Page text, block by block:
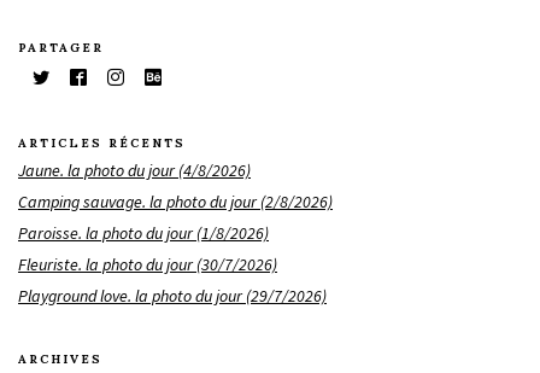
PARTAGER
ARTICLES RÉCENTS
Jaune. la photo du jour (4/8/2026)
Camping sauvage. la photo du jour (2/8/2026)
Paroisse. la photo du jour (1/8/2026)
Fleuriste. la photo du jour (30/7/2026)
Playground love. la photo du jour (29/7/2026)
ARCHIVES